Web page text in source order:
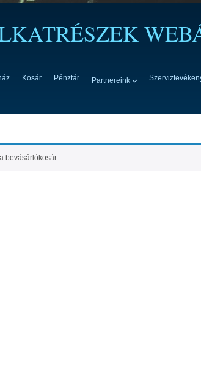
Kosár Pénztár Partnereink
bevásárlókosár.